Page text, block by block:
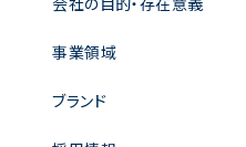
事業領域
ブランド